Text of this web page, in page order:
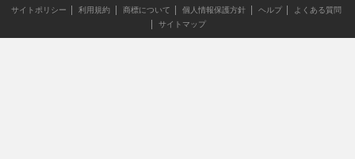
サイトポリシー 利用規約 商標について 個人情報保護方針 ヘルプ
よくある質問
サイトマップ